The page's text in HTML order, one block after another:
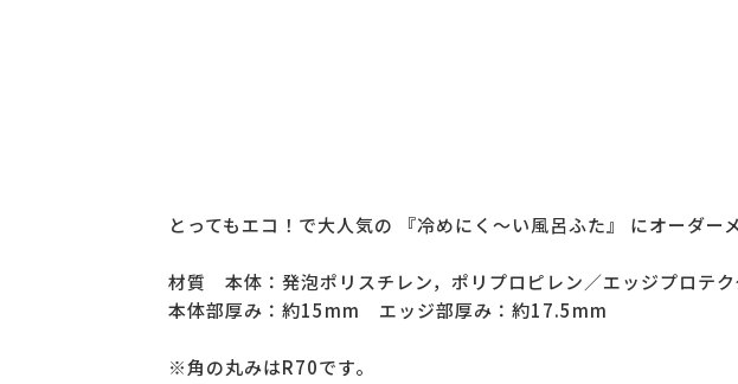
とってもエコ！で大人気の 『冷めにく～い風呂ふた』 にオーダー
材質 本体：発泡ポリスチレン，ポリプロピレン／エッジプロテ
本体部厚み：約15mm エッジ部厚み：約17.5mm
※角の丸みはR70です。